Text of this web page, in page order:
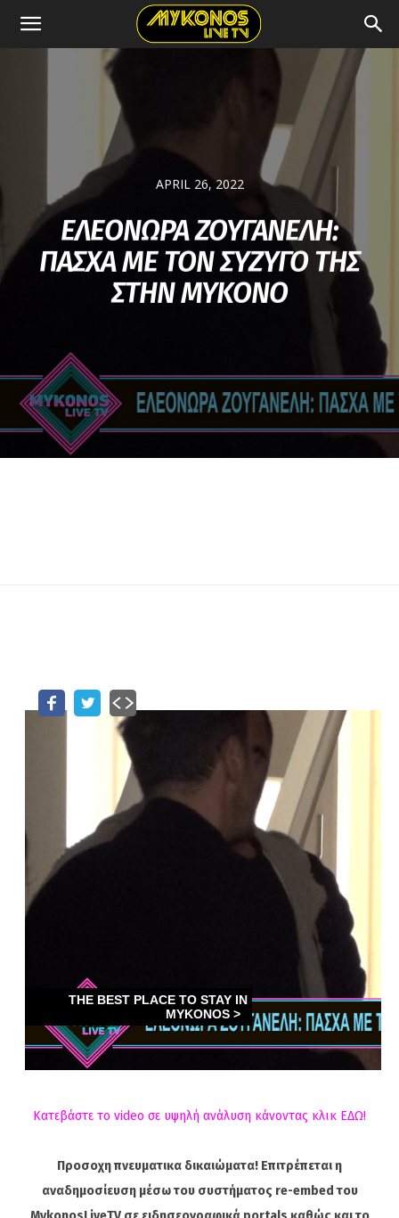
APRIL 26, 2022
ΕΛΕΟΝΩΡΑ ΖΟΥΓΑΝΕΛΗ:
ΠΑΣΧΑ ΜΕ ΤΟΝ ΣΥΖΥΓΟ ΤΗΣ
ΣΤΗΝ ΜΥΚΟΝΟ
Κατεβάστε το video σε υψηλή ανάλυση κάνοντας κλικ ΕΔΩ!
Προσοχη πνευματικα δικαιώματα! Επιτρέπεται η
αναδημοσίευση μέσω του συστήματος re-embed του